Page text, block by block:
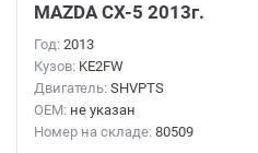
MAZDA CX-5 2013г.
Год: 2013
Кузов: KE2FW
Двигатель: SHVPTS
OEM: не указан
Номер на складе: 80509